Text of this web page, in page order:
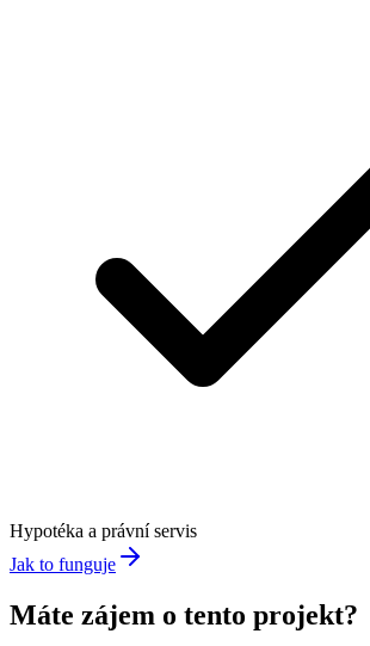
Hypotéka a právní servis
Jak to funguje
Máte zájem o tento projekt?